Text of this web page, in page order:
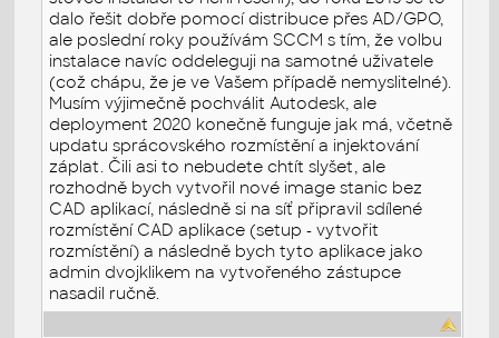
dalo řešit dobře pomocí distribuce přes AD/GPO,
ale poslední roky používám SCCM s tím, že volbu
instalace navíc oddeleguji na samotné uživatele
(což chápu, že je ve Vašem případě nemyslitelné).
Musím výjimečně pochválit Autodesk, ale
deployment 2020 konečně funguje jak má, včetně
updatu sprácovského rozmístění a injektování
záplat. Čili asi to nebudete chtít slyšet, ale
rozhodně bych vytvořil nové image stanic bez
CAD aplikací, následně si na síť připravil sdílené
rozmístění CAD aplikace (setup - vytvořit
rozmístění) a následně bych tyto aplikace jako
admin dvojklikem na vytvořeného zástupce
nasadil ručně.